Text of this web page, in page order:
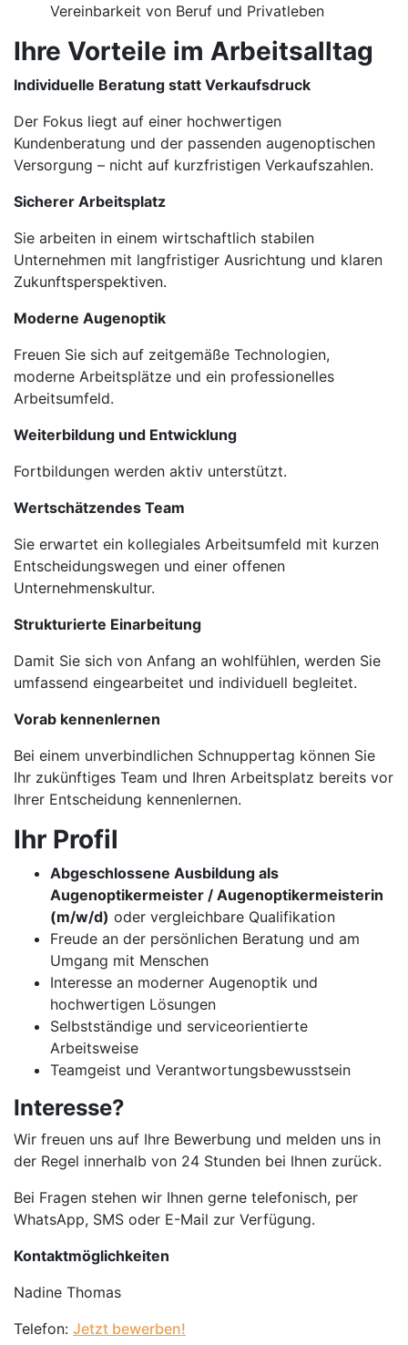
Vereinbarkeit von Beruf und Privatleben
Ihre Vorteile im Arbeitsalltag
Individuelle Beratung statt Verkaufsdruck
Der Fokus liegt auf einer hochwertigen
Kundenberatung und der passenden augenoptischen
Versorgung – nicht auf kurzfristigen Verkaufszahlen.
Sicherer Arbeitsplatz
Sie arbeiten in einem wirtschaftlich stabilen
Unternehmen mit langfristiger Ausrichtung und klaren
Zukunftsperspektiven.
Moderne Augenoptik
Freuen Sie sich auf zeitgemäße Technologien,
moderne Arbeitsplätze und ein professionelles
Arbeitsumfeld.
Weiterbildung und Entwicklung
Fortbildungen werden aktiv unterstützt.
Wertschätzendes Team
Sie erwartet ein kollegiales Arbeitsumfeld mit kurzen
Entscheidungswegen und einer offenen
Unternehmenskultur.
Strukturierte Einarbeitung
Damit Sie sich von Anfang an wohlfühlen, werden Sie
umfassend eingearbeitet und individuell begleitet.
Vorab kennenlernen
Bei einem unverbindlichen Schnuppertag können Sie
Ihr zukünftiges Team und Ihren Arbeitsplatz bereits vor
Ihrer Entscheidung kennenlernen.
Ihr Profil
Abgeschlossene Ausbildung als
Augenoptikermeister / Augenoptikermeisterin
(m/w/d) oder vergleichbare Qualifikation
Freude an der persönlichen Beratung und am
Umgang mit Menschen
Interesse an moderner Augenoptik und
hochwertigen Lösungen
Selbstständige und serviceorientierte
Arbeitsweise
Teamgeist und Verantwortungsbewusstsein
Interesse?
Wir freuen uns auf Ihre Bewerbung und melden uns in
der Regel innerhalb von 24 Stunden bei Ihnen zurück.
Bei Fragen stehen wir Ihnen gerne telefonisch, per
WhatsApp, SMS oder E-Mail zur Verfügung.
Kontaktmöglichkeiten
Nadine Thomas
Telefon: Jetzt bewerben!